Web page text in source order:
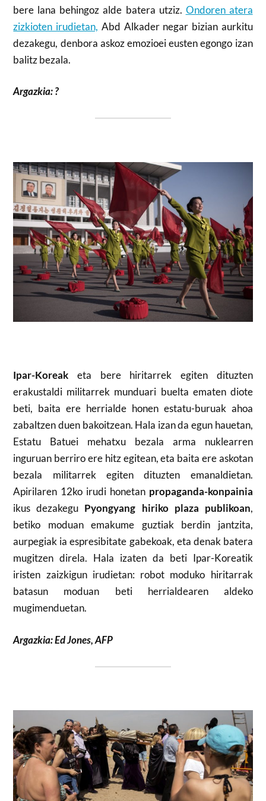
bere lana behingoz alde batera utziz. Ondoren atera
zizkioten irudietan, Abd Alkader negar bizian aurkitu
dezakegu, denbora askoz emozioei eusten egongo izan
balitz bezala.
Argazkia: ?
Ipar-Koreak eta bere hiritarrek egiten dituzten
erakustaldi militarrek munduari buelta ematen diote
beti, baita ere herrialde honen estatu-buruak ahoa
zabaltzen duen bakoitzean. Hala izan da egun hauetan,
Estatu Batuei mehatxu bezala arma nuklearren
inguruan berriro ere hitz egitean, eta baita ere askotan
bezala militarrek egiten dituzten emanaldietan.
Apirilaren 12ko irudi honetanpropaganda-konpainia
ikus dezakegu Pyongyang hiriko plaza publikoan,
betiko moduan emakume guztiak berdin jantzita,
aurpegiak ia espresibitate gabekoak, eta denak batera
mugitzen direla. Hala izaten da beti Ipar-Koreatik
iristen zaizkigun irudietan: robot moduko hiritarrak
batasun moduan beti herrialdearen aldeko
mugimenduetan.
Argazkia: Ed Jones, AFP